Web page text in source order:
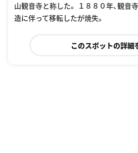
山観音寺と称した。 １８８０年、観音
造に伴って移転したが焼失。
このスポットの詳細